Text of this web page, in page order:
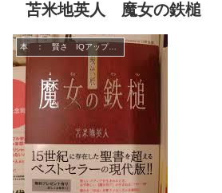
苫米地英人 魔女の鉄槌
本 ： 賢さ IQアップ 技術